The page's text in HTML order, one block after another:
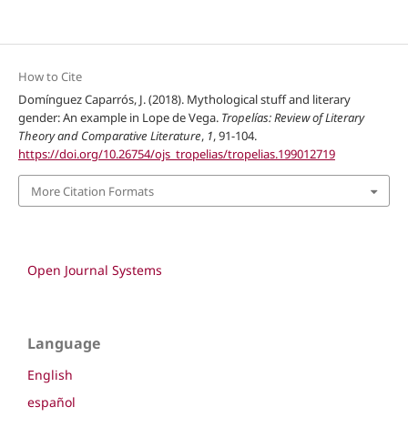
How to Cite
Domínguez Caparrós, J. (2018). Mythological stuff and literary
gender: An example in Lope de Vega. Tropelías: Review of Literary
Theory and Comparative Literature, 1, 91-104.
https://doi.org/10.26754/ojs_tropelias/tropelias.199012719
More Citation Formats
Open Journal Systems
Language
English
español